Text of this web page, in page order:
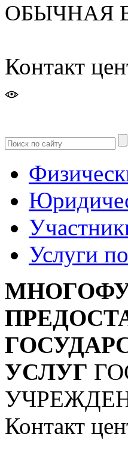
ОБЫЧНАЯ
Контакт
Услуги
УСЛУГ
Контакт